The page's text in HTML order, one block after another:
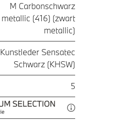
M Carbonschwarz
metallic (416) (zwart
metallic)
Kunstleder Sensatec
Schwarz (KHSW)
5